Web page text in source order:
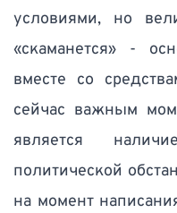
условиями, но
«скаманется» -
вместе со
сейчас важным
является
политической
на момент